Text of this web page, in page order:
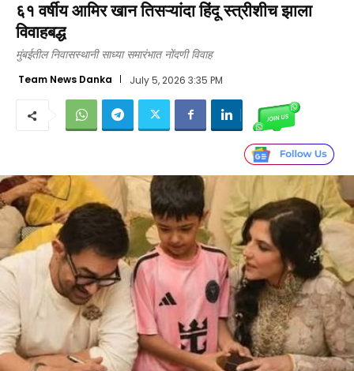
६१ वर्षीय आमिर खान तिसऱ्यांदा हिंदू स्त्रीशीच झाला
विवाहबद्ध
मुंबईतील निवासस्थानी साध्या समारंभात नोंदणी विवाह
Team News Danka July 5, 2026 3:35 PM